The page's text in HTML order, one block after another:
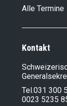
Alle Termine
Kontakt
Tel.031 300
0023 5235